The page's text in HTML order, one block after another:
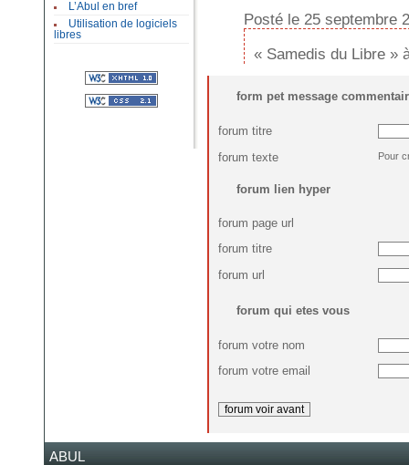
L’Abul en bref
Utilisation de logiciels
libres
Posté le 25 septembre
« Samedis du Libre »
form pet message
forum titre
forum texte
Pour
forum lien hyper
forum page url
forum titre
forum url
forum qui etes vous
forum votre nom
forum votre email
ABUL